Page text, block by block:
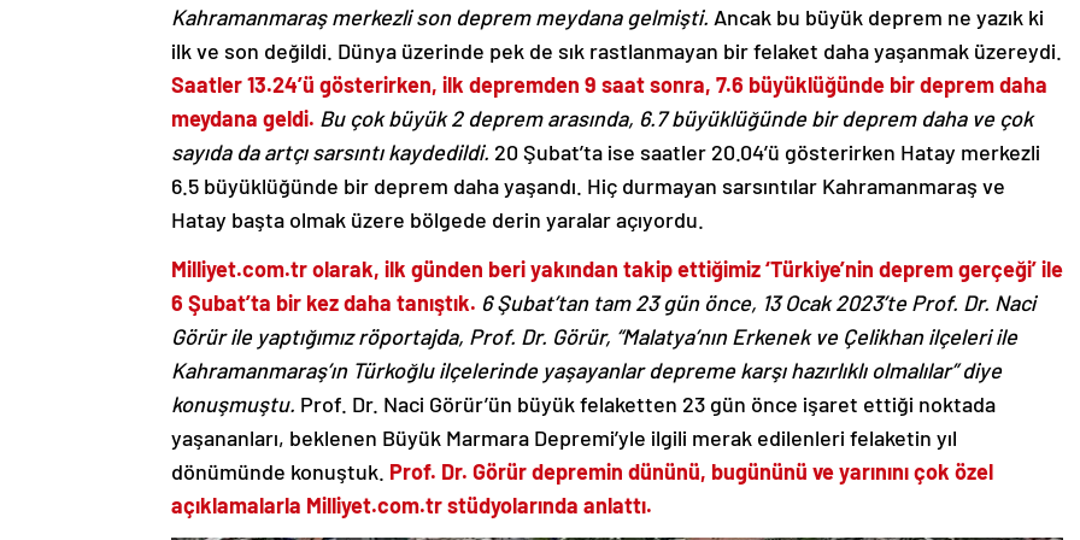
Kahramanmaraş merkezli son deprem meydana gelmişti. Ancak bu büyük deprem ne yazık ki
ilk ve son değildi. Dünya üzerinde pek de sık rastlanmayan bir felaket daha yaşanmak üzereydi.
Saatler 13.24’ü gösterirken, ilk depremden 9 saat sonra, 7.6 büyüklüğünde bir deprem daha
meydana geldi. Bu çok büyük 2 deprem arasında, 6.7 büyüklüğünde bir deprem daha ve çok
sayıda da artçı sarsıntı kaydedildi. 20 Şubat’ta ise saatler 20.04’ü gösterirken Hatay merkezli
6.5 büyüklüğünde bir deprem daha yaşandı. Hiç durmayan sarsıntılar Kahramanmaraş ve
Hatay başta olmak üzere bölgede derin yaralar açıyordu.
Milliyet.com.tr olarak, ilk günden beri yakından takip ettiğimiz ‘Türkiye’nin deprem gerçeği’ ile
6 Şubat’ta bir kez daha tanıştık. 6 Şubat’tan tam 23 gün önce, 13 Ocak 2023’te Prof. Dr. Naci
Görür ile yaptığımız röportajda, Prof. Dr. Görür, “Malatya’nın Erkenek ve Çelikhan ilçeleri ile
Kahramanmaraş’ın Türkoğlu ilçelerinde yaşayanlar depreme karşı hazırlıklı olmalılar” diye
konuşmuştu. Prof. Dr. Naci Görür’ün büyük felaketten 23 gün önce işaret ettiği noktada
yaşananları, beklenen Büyük Marmara Depremi’yle ilgili merak edilenleri felaketin yıl
dönümünde konuştuk. Prof. Dr. Görür depremin dününü, bugününü ve yarınını çok özel
açıklamalarla Milliyet.com.tr stüdyolarında anlattı.